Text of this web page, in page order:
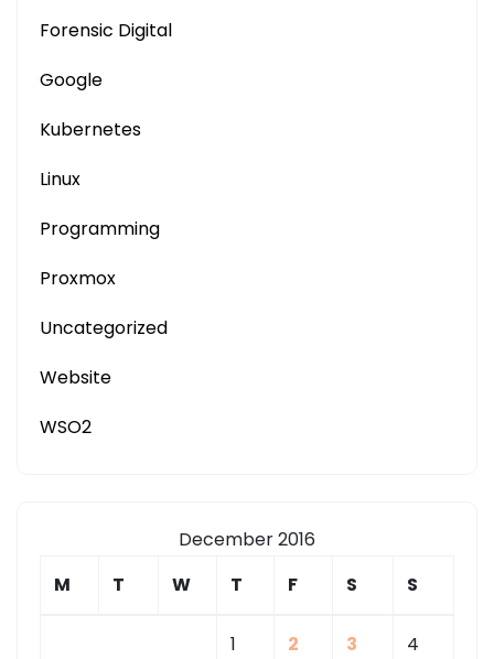
Forensic Digital
Google
Kubernetes
Linux
Programming
Proxmox
Uncategorized
Website
WSO2
December 2016
M
T W T F S S
1 2 3 4